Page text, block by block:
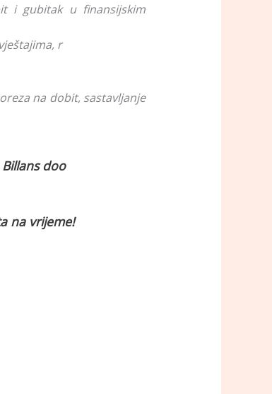
i gubitak u finansijskim
r
na dobit, sastavljanje
doo
na vrijeme!